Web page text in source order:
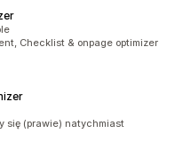
Checklist & onpage optimizer
się (prawie) natychmiast